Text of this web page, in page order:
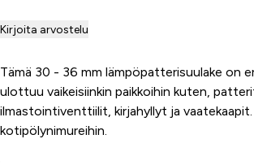
Kirjoita arvostelu
Tämä 30 - 36 mm lämpöpatterisuulake on
ulottuu vaikeisiinkin paikkoihin kuten,
ilmastointiventtiilit, kirjahyllyt ja vaatekaapit.
kotipölynimureihin.